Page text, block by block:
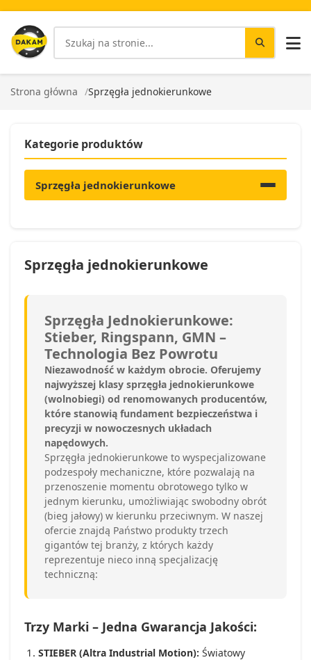
Strona główna Sprzęgła jednokierunkowe
Kategorie produktów
Sprzęgła jednokierunkowe
Sprzęgła jednokierunkowe
Sprzęgła Jednokierunkowe:
Stieber, Ringspann, GMN –
Technologia Bez Powrotu
Niezawodność w każdym obrocie. Oferujemy
najwyższej klasy sprzęgła jednokierunkowe
(wolnobiegi) od renomowanych producentów,
które stanowią fundament bezpieczeństwa i
precyzji w nowoczesnych układach
napędowych.
Sprzęgła jednokierunkowe to wyspecjalizowane
podzespoły mechaniczne, które pozwalają na
przenoszenie momentu obrotowego tylko w
jednym kierunku, umożliwiając swobodny obrót
(bieg jałowy) w kierunku przeciwnym. W naszej
ofercie znajdą Państwo produkty trzech
gigantów tej branży, z których każdy
reprezentuje nieco inną specjalizację
techniczną:
Trzy Marki – Jedna Gwarancja Jakości:
STIEBER (Altra Industrial Motion): Światowy